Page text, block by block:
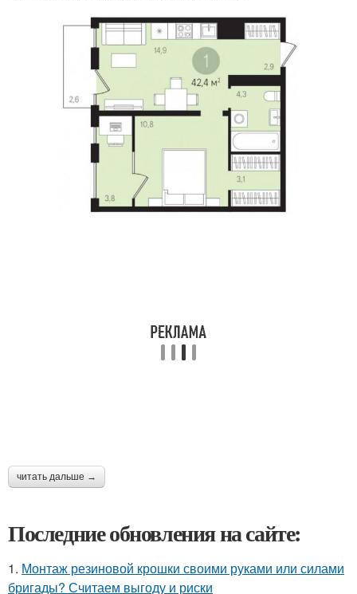
читать дальше →
Последние обновления на сайте:
1. Монтаж резиновой крошки своими руками или силами
бригады? Считаем выгоду и риски